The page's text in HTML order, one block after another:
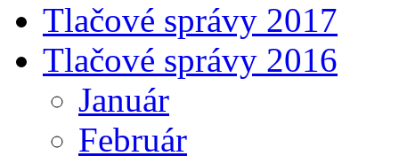
Tlačové správy 2017
Tlačové správy 2016
Január
Február